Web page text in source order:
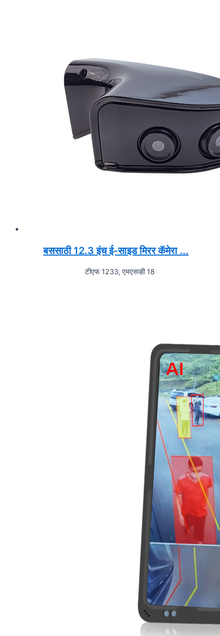
बससाठी 12.3 इंच ई-साइड मिरर कॅमेरा ...
टीएफ 1233, एमएसव्ही 18